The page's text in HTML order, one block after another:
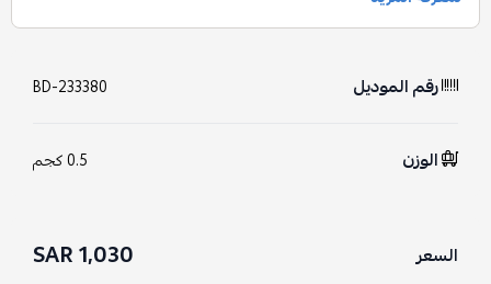
رقم الموديل BD-233380
الوزن 0.5 كجم
السعر 1,030 SAR